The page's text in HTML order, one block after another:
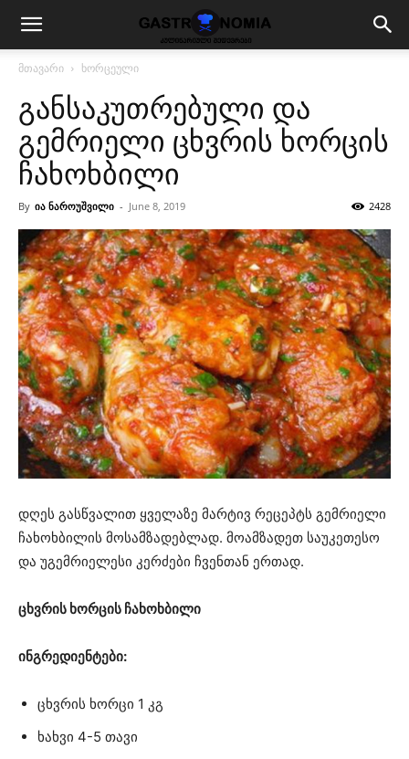
მთავარი ხორცეული
განსაკუთრებული და
გემრიელი ცხვრის ხორცის
ჩახოხბილი
By ია ნაროუშვილი - June 8, 2019 2428
დღეს გასწვალით ყველაზე მარტივ რეცეპტს გემრიელი
ჩახოხბილის მოსამზადებლად. მოამზადეთ საუკეთესო
და უგემრიელესი კერძები ჩვენთან ერთად.
ცხვრის ხორცის ჩახოხბილი
ინგრედიენტები:
ცხვრის ხორცი 1 კგ
ხახვი 4-5 თავი